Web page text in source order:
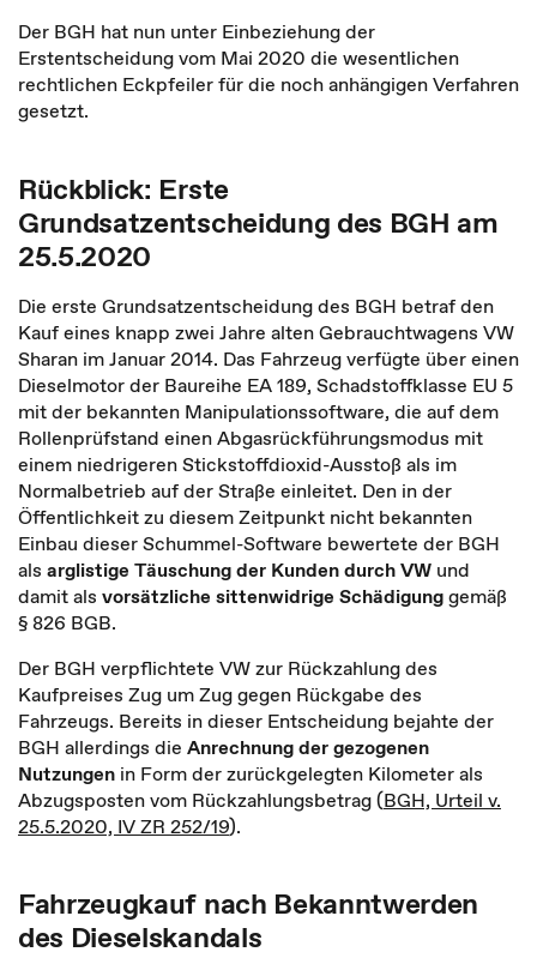
Der BGH hat nun unter Einbeziehung der
Erstentscheidung vom Mai 2020 die wesentlichen
rechtlichen Eckpfeiler für die noch anhängigen Verfahren
gesetzt.
Rückblick: Erste
Grundsatzentscheidung des BGH am
25.5.2020
Die erste Grundsatzentscheidung des BGH betraf den
Kauf eines knapp zwei Jahre alten Gebrauchtwagens VW
Sharan im Januar 2014. Das Fahrzeug verfügte über einen
Dieselmotor der Baureihe EA 189, Schadstoffklasse EU 5
mit der bekannten Manipulationssoftware, die auf dem
Rollenprüfstand einen Abgasrückführungsmodus mit
einem niedrigeren Stickstoffdioxid-Ausstoß als im
Normalbetrieb auf der Straße einleitet. Den in der
Öffentlichkeit zu diesem Zeitpunkt nicht bekannten
Einbau dieser Schummel-Software bewertete der BGH
als arglistige Täuschung der Kunden durch VW und
damit als vorsätzliche sittenwidrige Schädigunggemäß
§ 826 BGB.
Der BGH verpflichtete VW zur Rückzahlung des
Kaufpreises Zug um Zug gegen Rückgabe des
Fahrzeugs. Bereits in dieser Entscheidung bejahte der
BGH allerdings die Anrechnung der gezogenen
Nutzungen in Form der zurückgelegten Kilometer als
Abzugsposten vom Rückzahlungsbetrag (BGH, Urteil v.
25.5.2020, IV ZR 252/19).
Fahrzeugkauf nach Bekanntwerden
des Dieselskandals